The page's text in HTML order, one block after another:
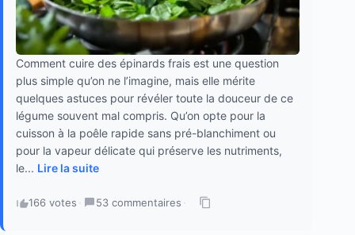
Comment cuire des épinards frais est une question
plus simple qu’on ne l’imagine, mais elle mérite
quelques astuces pour révéler toute la douceur de ce
légume souvent mal compris. Qu’on opte pour la
cuisson à la poêle rapide sans pré-blanchiment ou
pour la vapeur délicate qui préserve les nutriments,
le... Lire la suite
166 votes · 53 commentaires ·